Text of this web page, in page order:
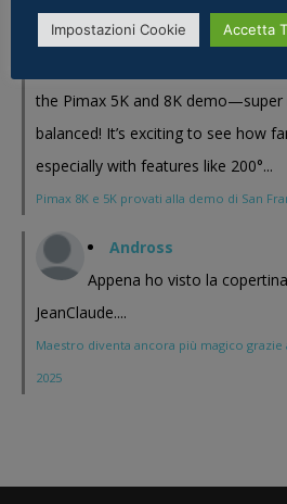
Eric Marcus
the Pimax 5K and 8K demo—super
balanced! It’s exciting to see how
especially with features like 200°...
Pimax 8K e 5K provati alla demo di San
Andross
Appena ho visto la
JeanClaude....
Maestro diventa ancora più magico
2025
Impostazioni Cookie Accetta